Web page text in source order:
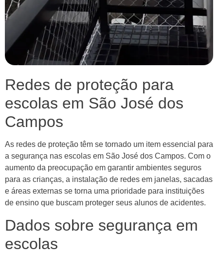
Redes de proteção para
escolas em São José dos
Campos
As redes de proteção têm se tornado um item essencial para
a segurança nas escolas em São José dos Campos. Com o
aumento da preocupação em garantir ambientes seguros
para as crianças, a instalação de redes em janelas, sacadas
e áreas externas se torna uma prioridade para instituições
de ensino que buscam proteger seus alunos de acidentes.
Dados sobre segurança em
escolas